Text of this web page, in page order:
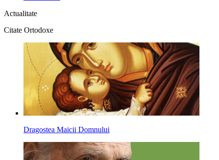
Actualitate
Citate Ortodoxe
Dragostea Maicii Domnului